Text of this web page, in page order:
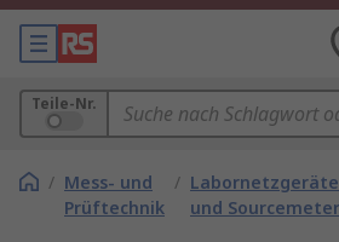
Teile-Nr.
/ Mess- und
Prüftechnik
/ Labornetzgeräte
und Sourcemeter